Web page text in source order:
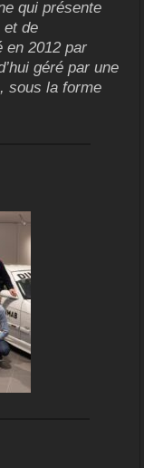
qui présente
et de
en 2012 par
géré par une
sous la forme